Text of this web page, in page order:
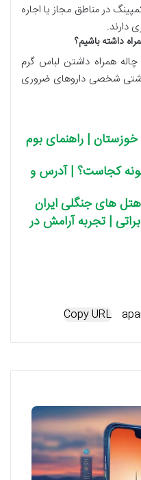
در مناطق مجاز یا اجاره
دارند.
داشته باشیم؟
همراه داشتن لباس گرم
شخصی داروهای ضروری
| راهنمای بوم
کجاست؟ | آدرس و
های جنگلی ایران
| تجربه آرامش در
Copy URL